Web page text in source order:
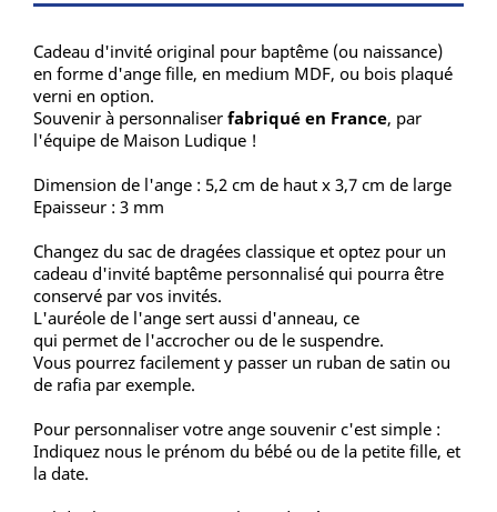
Cadeau d'invité original pour baptême (ou naissance)
en forme d'ange fille, en medium MDF, ou bois plaqué
verni en option.
Souvenir à personnaliser fabriqué en France, par
l'équipe de Maison Ludique !
Dimension de l'ange : 5,2 cm de haut x 3,7 cm de large
Epaisseur : 3 mm
Changez du sac de dragées classique et optez pour un
cadeau d'invité baptême personnalisé qui pourra être
conservé par vos invités.
L'auréole de l'ange sert aussi d'anneau, ce
qui permet de l'accrocher ou de le suspendre.
Vous pourrez facilement y passer un ruban de satin ou
de rafia par exemple.
Pour personnaliser votre ange souvenir c'est simple :
Indiquez nous le prénom du bébé ou de la petite fille, et
la date.